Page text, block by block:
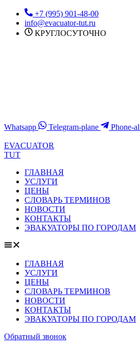
Перейти
содержимому
+7 (995) 901-48-00
info@evacuator-tut.ru
КРУГЛОСУТОЧНО
Whatsapp Telegram-plane Phone-
EVACUATOR
TUT
ГЛАВНАЯ
УСЛУГИ
ЦЕНЫ
СЛОВАРЬ ТЕРМИНОВ
НОВОСТИ
КОНТАКТЫ
ЭВАКУАТОРЫ ПО ГОРОДАМ
ГЛАВНАЯ
УСЛУГИ
ЦЕНЫ
СЛОВАРЬ ТЕРМИНОВ
НОВОСТИ
КОНТАКТЫ
ЭВАКУАТОРЫ ПО ГОРОДАМ
Обратный звонок